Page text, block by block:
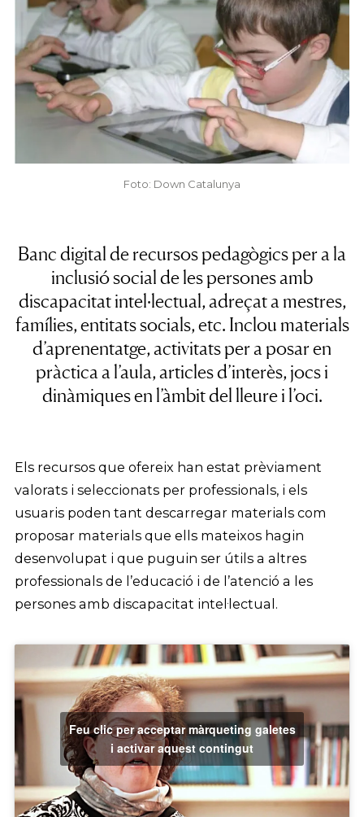
Foto: Down Catalunya
Banc digital de recursos pedagògics per a la
inclusió social de les persones amb
discapacitat intel·lectual, adreçat a mestres,
famílies, entitats socials, etc. Inclou materials
d’aprenentatge, activitats per a posar en
pràctica a l’aula, articles d’interès, jocs i
dinàmiques en l’àmbit del lleure i l’oci.
Els recursos que ofereix han estat prèviament
valorats i seleccionats per professionals, i els
usuaris poden tant descarregar materials com
proposar materials que ells mateixos hagin
desenvolupat i que puguin ser útils a altres
professionals de l’educació i de l’atenció a les
persones amb discapacitat intel·lectual.
Feu clic per acceptar màrqueting galetes
i activar aquest contingut